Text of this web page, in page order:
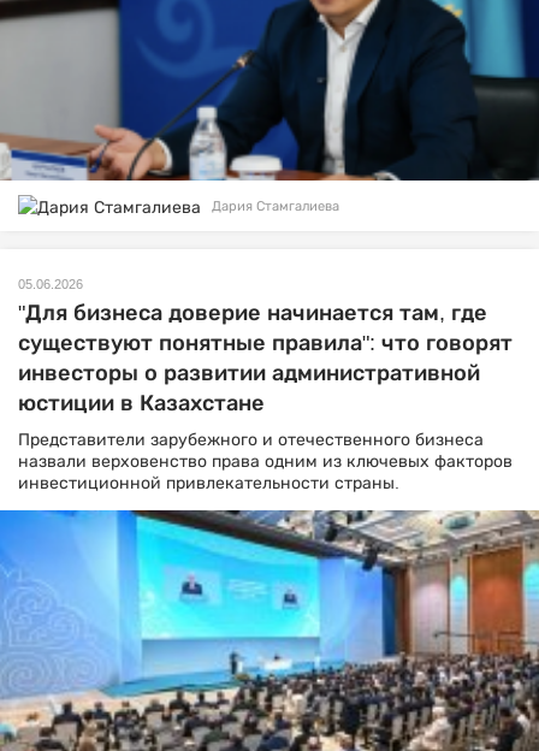
Дария Стамгалиева
05.06.2026
"Для бизнеса доверие начинается там, где
существуют понятные правила": что говорят
инвесторы о развитии административной
юстиции в Казахстане
Представители зарубежного и отечественного бизнеса
назвали верховенство права одним из ключевых факторов
инвестиционной привлекательности страны.